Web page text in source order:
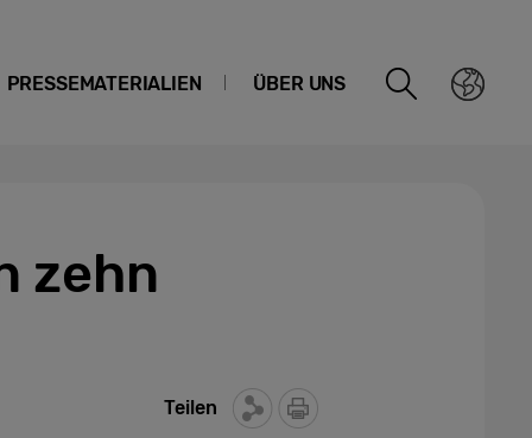
PRESSEMATERIALIEN ÜBER UNS
zehn
Teilen